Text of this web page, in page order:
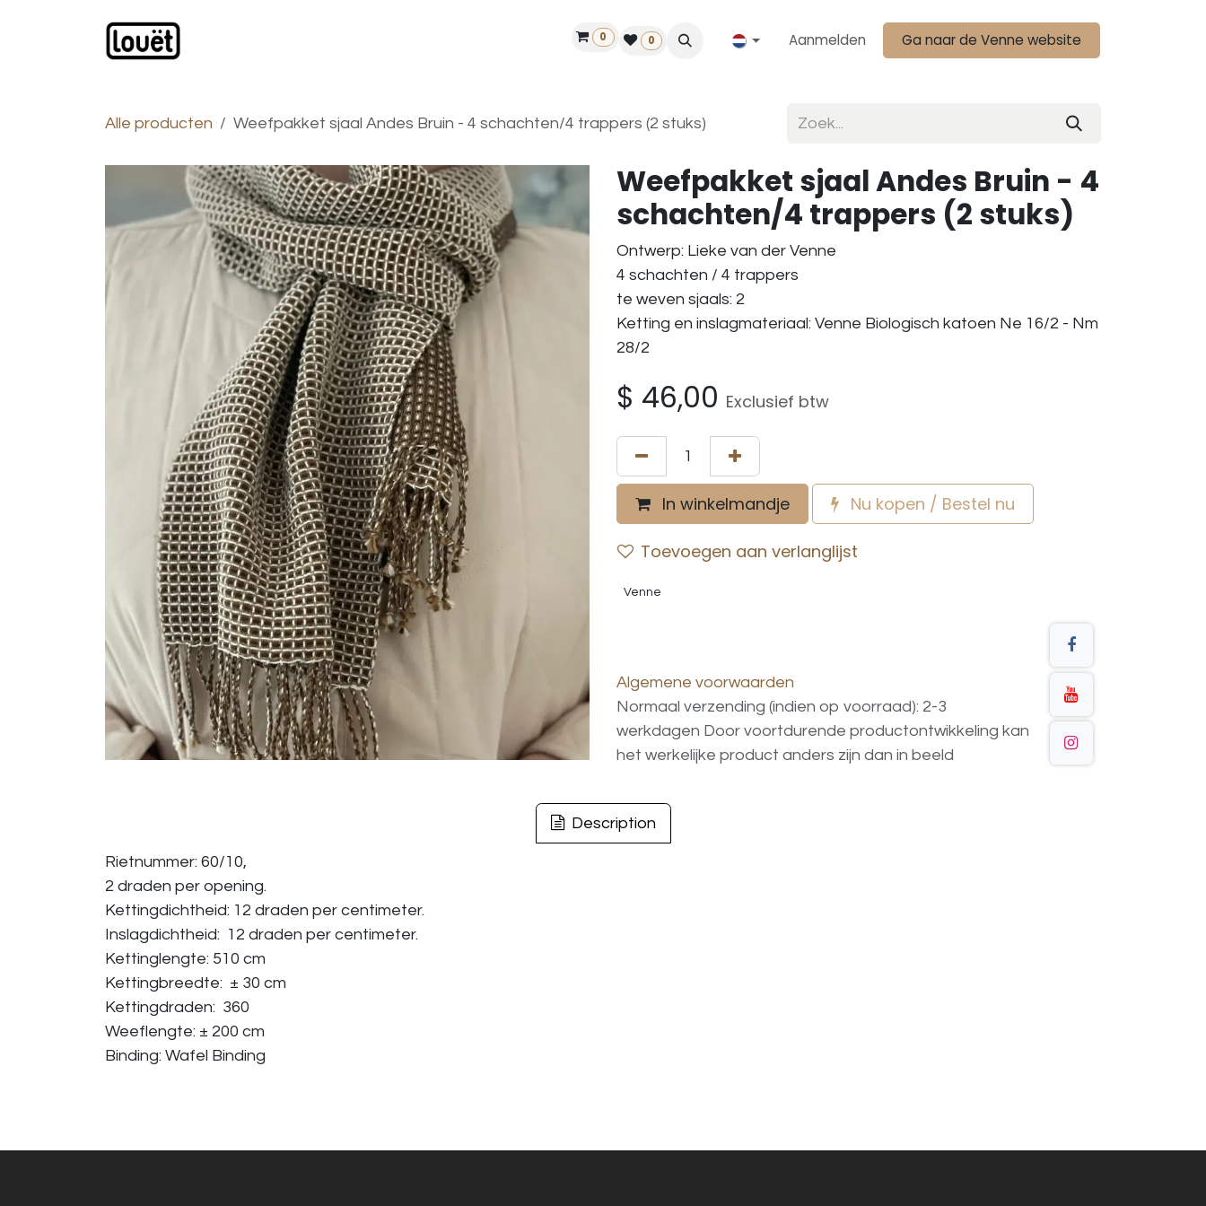
Vind een dealer
0 0 Aanmelden Ga naar de Venne website
Alle producten Weefpakket sjaal Andes Bruin - 4 schachten/4 trappers (2 stuks)
Weefpakket sjaal Andes Bruin - 4
schachten/4 trappers (2 stuks)
Ontwerp: Lieke van der Venne
4 schachten / 4 trappers
te weven sjaals: 2
Ketting en inslagmateriaal: Venne Biologisch katoen Ne 16/2 - Nm
28/2
$ 46,00 Exclusief btw
In winkelmandje Nu kopen / Bestel nu
Toevoegen aan verlanglijst
Venne
Algemene voorwaarden
Normaal verzending (indien op voorraad): 2-3
werkdagen Door voortdurende productontwikkeling kan
het werkelijke product anders zijn dan in beeld
Description
Rietnummer: 60/10,
2 draden per opening.
Kettingdichtheid: 12 draden per centimeter.
Inslagdichtheid: 12 draden per centimeter.
Kettinglengte: 510 cm
Kettingbreedte: ± 30 cm
Kettingdraden: 360
Weeflengte: ± 200 cm
Binding: Wafel Binding